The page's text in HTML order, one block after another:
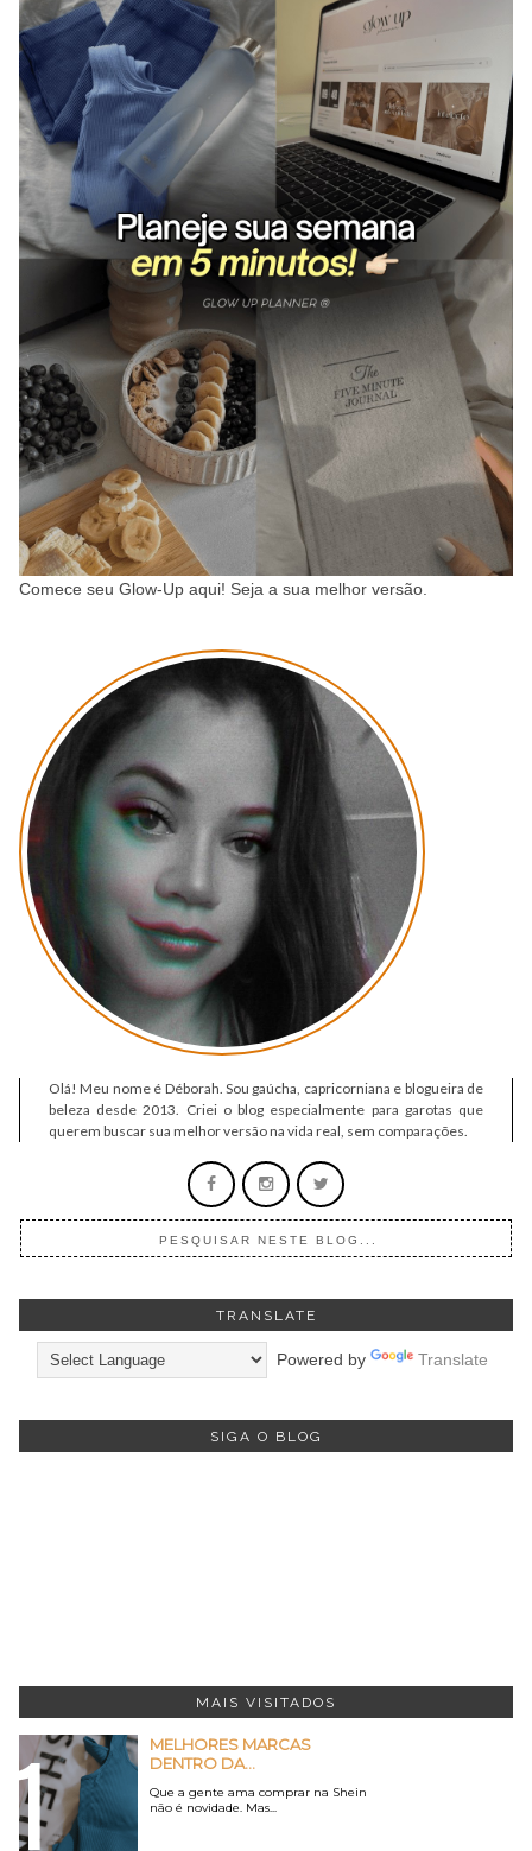
Comece seu Glow-Up aqui! Seja a sua melhor versão.
Olá! Meu nome é Déborah. Sou gaúcha, capricorniana e blogueira de
beleza desde 2013. Criei o blog especialmente para garotas que
querem buscar sua melhor versão na vida real, sem comparações.
TRANSLATE
Powered by Translate
SIGA O BLOG
MAIS VISITADOS
MELHORES MARCAS
DENTRO DA...
Que a gente ama comprar na Shein
não é novidade. Mas...